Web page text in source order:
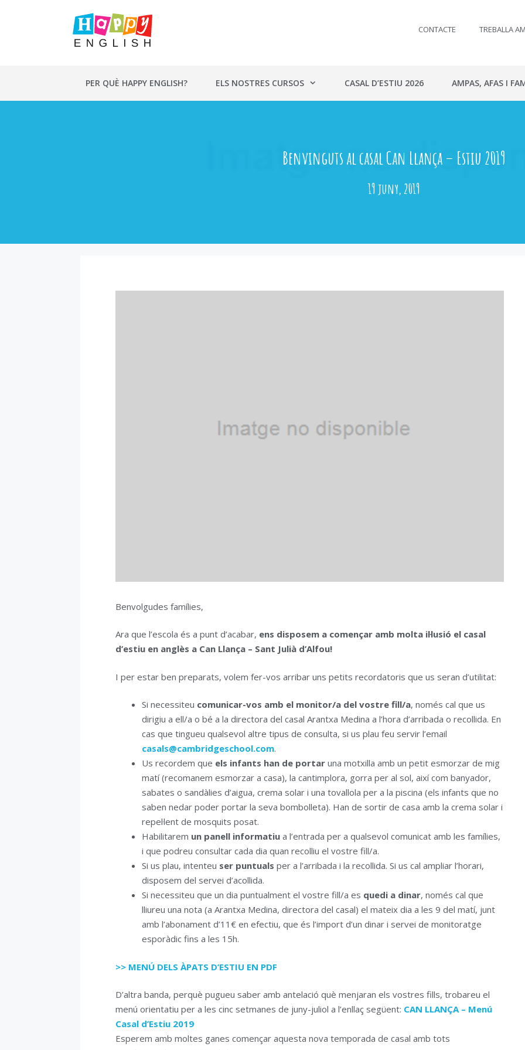
CONTACTE TREBALLA
PER QUÈ HAPPY ENGLISH? ELS NOSTRES CURSOS CASAL D’ESTIU 2026 AMPAS, AFAS I
Benvinguts al casal Can Llança – Estiu 2019
19 juny, 2019
Benvolgudes famílies,
Ara que l’escola és a punt d’acabar, ens disposem a començar amb molta il·lusió el casal
d’estiu en anglès a Can Llança – Sant Julià d’Alfou!
I per estar ben preparats, volem fer-vos arribar uns petits recordatoris que us seran d’utilitat:
Si necessiteu comunicar-vos amb el monitor/a del vostre fill/a, només cal que us
dirigiu a ell/a o bé a la directora del casal Arantxa Medina a l’hora d’arribada o recollida. En
cas que tingueu qualsevol altre tipus de consulta, si us plau feu servir l’email
casals@cambridgeschool.com.
Us recordem que els infants han de portar una motxilla amb un petit esmorzar de mig
matí (recomanem esmorzar a casa), la cantimplora, gorra per al sol, així com banyador,
sabates o sandàlies d’aigua, crema solar i una tovallola per a la piscina (els infants que no
saben nedar poder portar la seva bombolleta). Han de sortir de casa amb la crema solar i
repel·lent de mosquits posat.
Habilitarem un panell informatiu a l’entrada per a qualsevol comunicat amb les famílies,
i que podreu consultar cada dia quan recolliu el vostre fill/a.
Si us plau, intenteu ser puntuals per a l’arribada i la recollida. Si us cal ampliar l’horari,
disposem del servei d’acollida.
Si necessiteu que un dia puntualment el vostre fill/a es quedi a dinar, només cal que
lliureu una nota (a Arantxa Medina, directora del casal) el mateix dia a les 9 del matí, junt
amb l’abonament d’11€ en efectiu, que és l’import d’un dinar i servei de monitoratge
esporàdic fins a les 15h.
>> MENÚ DELS ÀPATS D’ESTIU EN PDF
D’altra banda, perquè pugueu saber amb antelació què menjaran els vostres fills, trobareu el
menú orientatiu per a les cinc setmanes de juny-juliol a l’enllaç següent: CAN LLANÇA – Menú
Casal d’Estiu 2019
Esperem amb moltes ganes començar aquesta nova temporada de casal amb tots